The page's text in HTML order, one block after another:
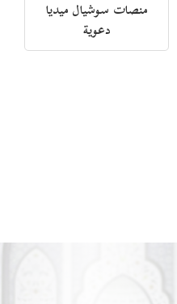
منصات سوشيال ميديا
دعوية